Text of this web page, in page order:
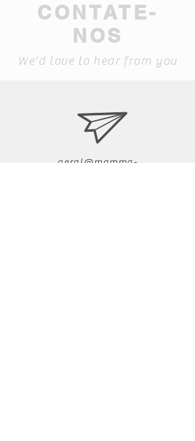
CONTATE-
NOS
We'd love to hear from you
geral@mamma-